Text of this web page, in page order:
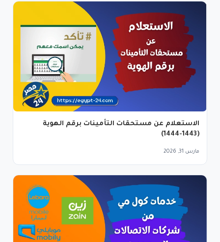
الاستعلام عن مستحقات التأمينات برقم الهوية
(1443-1444)
مارس 31, 2026